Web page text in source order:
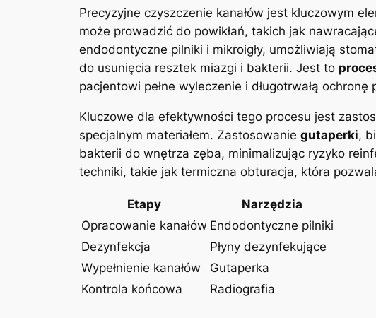
Precyzyjne czyszczenie kanałów jest kluczowym
może prowadzić​ do powikłań, takich jak
endodontyczne pilniki i⁣ mikroigły, umożliwiają⁣
do usunięcia resztek miazgi i‌ bakterii. Jest to​
pacjentowi pełne wyleczenie i ‌długotrwałą ochronę
Kluczowe dla efektywności tego procesu ‌jest
specjalnym materiałem. Zastosowanie gutaperki,⁤
bakterii do​ wnętrza zęba,‍ minimalizując ryzyko
techniki, takie jak termiczna obturacja, która
Etapy
Narzędzia
Opracowanie kanałów Endodontyczne pilniki
Dezynfekcja
Płyny dezynfekujące
Wypełnienie ⁢kanałów
Gutaperka
Kontrola końcowa
Radiografia